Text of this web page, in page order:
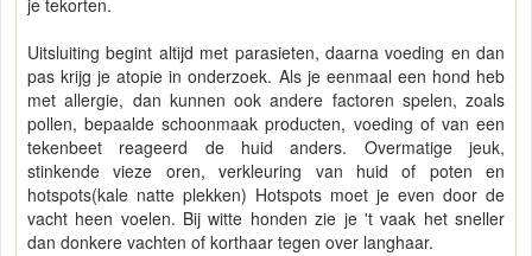
je tekorten.
Uitsluiting begint altijd met parasieten, daarna voeding en dan
pas krijg je atopie in onderzoek. Als je eenmaal een hond heb
met allergie, dan kunnen ook andere factoren spelen, zoals
pollen, bepaalde schoonmaak producten, voeding of van een
tekenbeet reageerd de huid anders. Overmatige jeuk,
stinkende vieze oren, verkleuring van huid of poten en
hotspots(kale natte plekken) Hotspots moet je even door de
vacht heen voelen. Bij witte honden zie je 't vaak het sneller
dan donkere vachten of korthaar tegen over langhaar.